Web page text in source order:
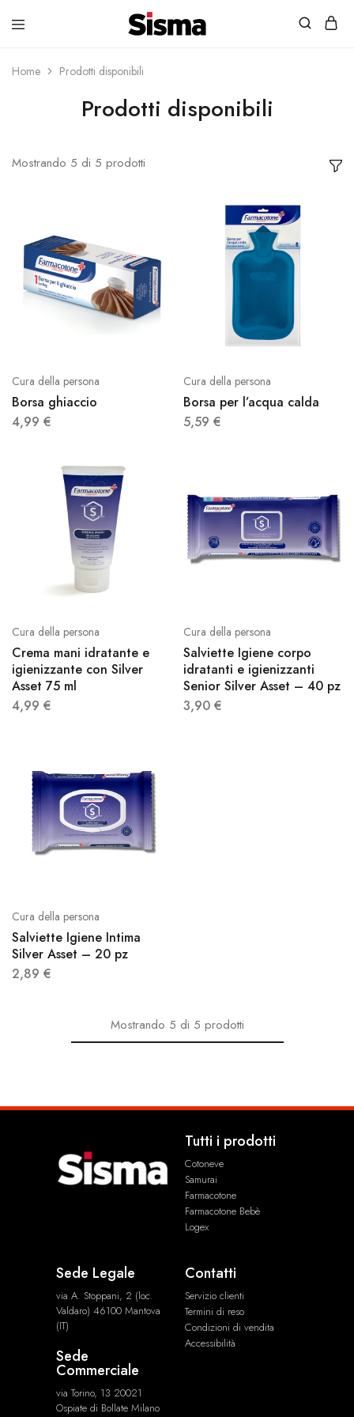
Shop
Home Prodotti disponibili
Prodotti disponibili
Mostrando 5 di 5 prodotti
Cura della persona
Borsa ghiaccio
4,99 €
Cura della persona
Borsa per l’acqua calda
5,59 €
Cura della persona
Crema mani idratante e
igienizzante con Silver
Asset 75 ml
4,99 €
Cura della persona
Salviette Igiene corpo
idratanti e igienizzanti
Senior Silver Asset – 40 pz
3,90 €
Cura della persona
Salviette Igiene Intima
Silver Asset – 20 pz
2,89 €
Mostrando 5 di 5 prodotti
Tutti i prodotti
Cotoneve
Samurai
Farmacotone
Farmacotone Bebè
Logex
Sede Legale
via A. Stoppani, 2 (loc.
Valdaro) 46100 Mantova
(IT)
Sede
Commerciale
via Torino, 13 20021
Ospiate di Bollate Milano
Contatti
Servizio clienti
Termini di reso
Condizioni di vendita
Accessibilità